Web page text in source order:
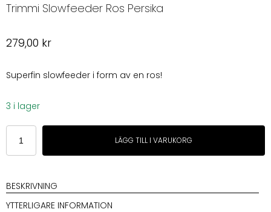
Trimmi Slowfeeder Ros Persika
279,00 kr
Superfin slowfeeder i form av en ros!
3 i lager
Trimmi
Slowfeeder
Ros
mängd
LÄGG TILL I VARUKORG
BESKRIVNING
YTTERLIGARE INFORMATION